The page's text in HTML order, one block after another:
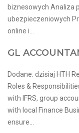
biznesowych Analiza
ubezpieczeniowych
online i...
GL
Dodane: dzisiaj HTH
Roles &
with IFRS, group
with local Finance
ensure...